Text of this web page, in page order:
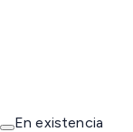
En existencia